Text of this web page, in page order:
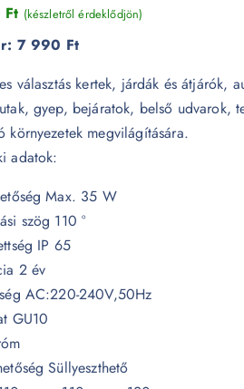
Ft (készletről érdeklődjön)
7 990 Ft
választás kertek, járdák és átjárók,
gyep, bejáratok, belső udvarok,
környezetek megvilágítására.
adatok:
Max. 35 W
szög 110 °
IP 65
2 év
AC:220-240V,50Hz
GU10
Süllyeszthető